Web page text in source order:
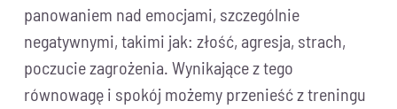
panowaniem nad emocjami, szczególnie
negatywnymi, takimi jak: złość, agresja, strach,
poczucie zagrożenia. Wynikające z tego
równowagę i spokój możemy przenieść z treningu